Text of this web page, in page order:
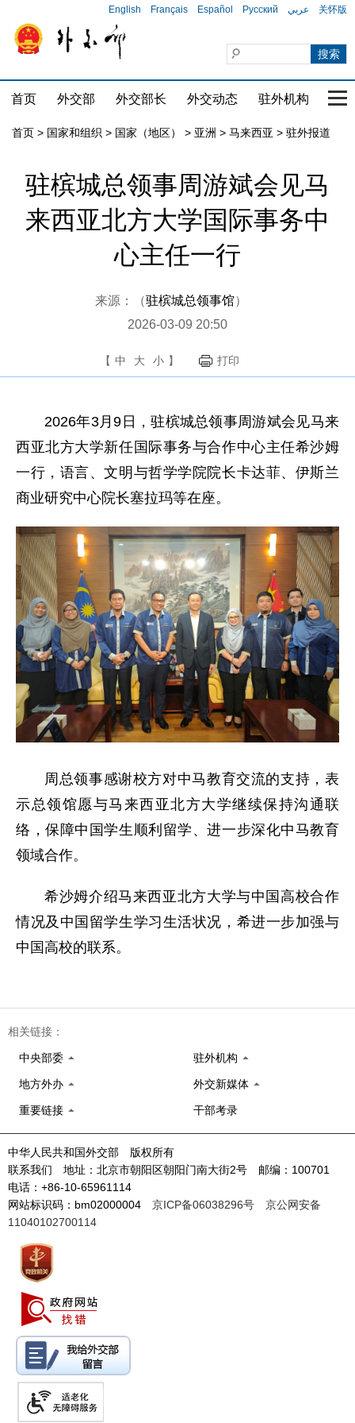
English Français Español Русский عربي 关怀版
首页 外交部 外交部长 外交动态 驻外机构 国
首页 > 国家和组织 > 国家（地区） > 亚洲 > 马来西亚 > 驻外报道
驻槟城总领事周游斌会见马
来西亚北方大学国际事务中
心主任一行
来源：（驻槟城总领事馆）
2026-03-09 20:50
【 中 大 小 】 打印
2026年3月9日，驻槟城总领事周游斌会见马来
西亚北方大学新任国际事务与合作中心主任希沙姆
一行，语言、文明与哲学学院院长卡达菲、伊斯兰
商业研究中心院长塞拉玛等在座。
周总领事感谢校方对中马教育交流的支持，表
示总领馆愿与马来西亚北方大学继续保持沟通联
络，保障中国学生顺利留学、进一步深化中马教育
领域合作。
希沙姆介绍马来西亚北方大学与中国高校合作
情况及中国留学生学习生活状况，希进一步加强与
中国高校的联系。
相关链接：
中央部委 驻外机构
地方外办 外交新媒体
重要链接 干部考录
中华人民共和国外交部 版权所有
联系我们 地址：北京市朝阳区朝阳门南大街2号 邮编：100701
电话：+86-10-65961114
网站标识码：bm02000004 京ICP备06038296号
京公网安备
11040102700114